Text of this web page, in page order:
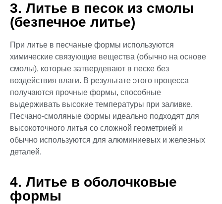
3. Литье в песок из смолы
(безпечное литье)
При литье в песчаные формы используются
химические связующие вещества (обычно на основе
смолы), которые затвердевают в песке без
воздействия влаги. В результате этого процесса
получаются прочные формы, способные
выдерживать высокие температуры при заливке.
Песчано-смоляные формы идеально подходят для
высокоточного литья со сложной геометрией и
обычно используются для алюминиевых и железных
деталей.
4. Литье в оболочковые
формы